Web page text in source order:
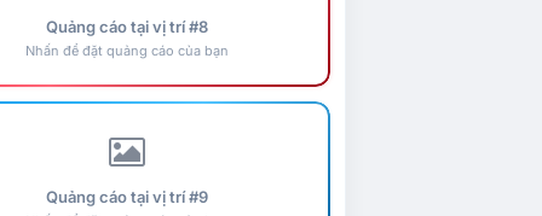
Quảng cáo tại vị trí #8
Nhấn để đặt quảng cáo của bạn
Quảng cáo tại vị trí #9